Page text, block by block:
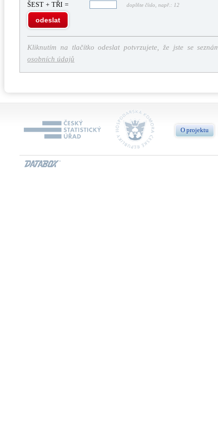
ŠEST + TŘI = doplňte číslo, např.: 12
odeslat
Kliknutím na tlačítko odeslat potvrzujete, že jste se
osobních údajů
O projektu